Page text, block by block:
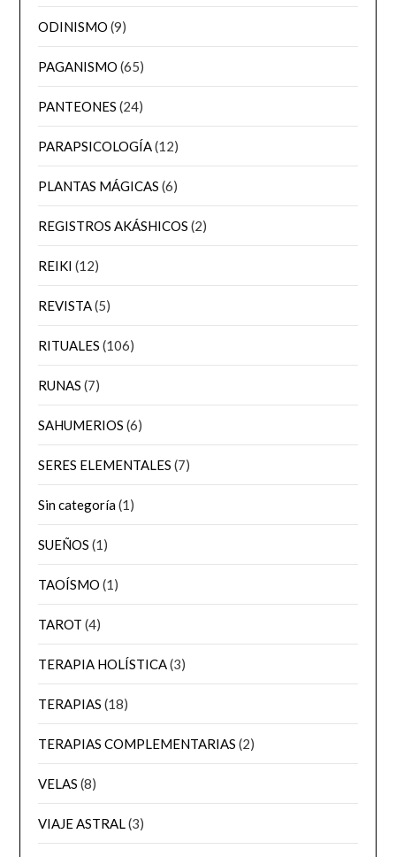
ODINISMO (9)
PAGANISMO (65)
PANTEONES (24)
PARAPSICOLOGÍA(12)
PLANTAS MÁGICAS (6)
REGISTROS AKÁSHICOS (2)
REIKI (12)
REVISTA(5)
RITUALES (106)
RUNAS (7)
SAHUMERIOS (6)
SERES ELEMENTALES (7)
Sin categoría(1)
SUEÑOS (1)
TAOÍSMO (1)
TAROT (4)
TERAPIA HOLÍSTICA(3)
TERAPIAS (18)
TERAPIAS COMPLEMENTARIAS (2)
VELAS (8)
VIAJE ASTRAL(3)